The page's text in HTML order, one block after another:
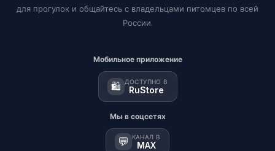
для прогулок и общайтесь с владельцами питомцев по всей
России.
Мобильное приложение
🛍️ ДОСТУПНО В
RuStore
Мы в соцсетях
💬 КАНАЛ В
MAX